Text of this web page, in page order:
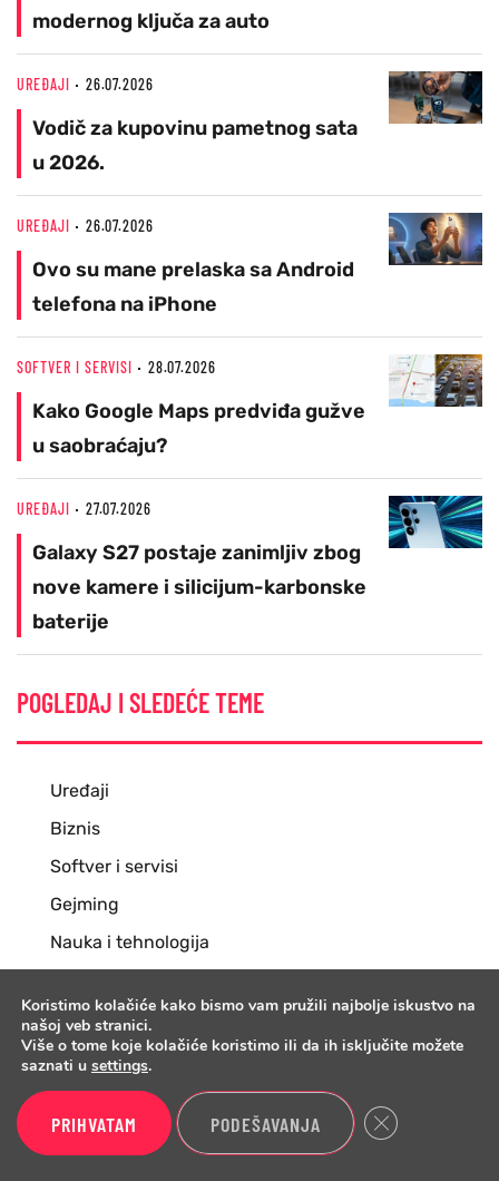
modernog ključa za auto
UREĐAJI 26.07.2026
Vodič za kupovinu pametnog sata
u 2026.
UREĐAJI 26.07.2026
Ovo su mane prelaska sa Android
telefona na iPhone
SOFTVER I SERVISI 28.07.2026
Kako Google Maps predviđa gužve
u saobraćaju?
UREĐAJI 27.07.2026
Galaxy S27 postaje zanimljiv zbog
nove kamere i silicijum-karbonske
baterije
POGLEDAJ I SLEDEĆE TEME
Uređaji
Biznis
Softver i servisi
Gejming
Nauka i tehnologija
PISALI SMO I O...
Tehnologije
Biznis
Koristimo kolačiće kako bismo vam pružili najbolje iskustvo na
našoj veb stranici.
Više o tome koje kolačiće koristimo ili da ih isključite možete
saznati u settings.
PRIHVATAM PODEŠAVANJA Close GDPR